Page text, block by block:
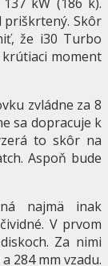
priškrtený. Skôr
že i30 Turbo
moment
zvládne za 8
sa dopracuje k
to skôr na
Aspoň bude
najmä inak
V prvom
Za nimi
284 mm vzadu.